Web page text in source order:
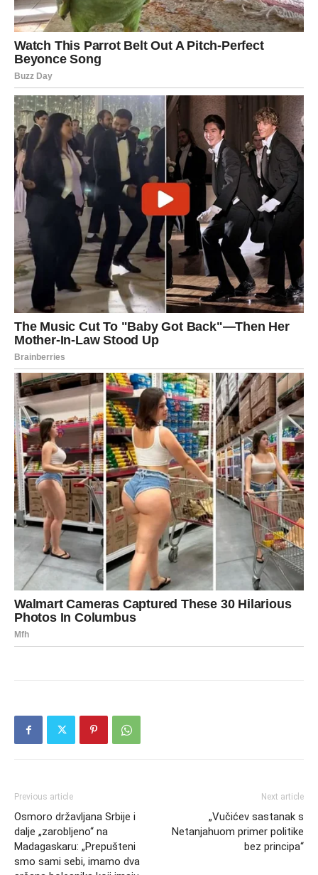
Previous article
Osmoro državljana Srbije i
dalje „zarobljeno“ na
Madagaskaru: „Prepušteni
smo sami sebi, imamo dva
Next article
„Vučićev sastanak s
Netanjahuom primer politike
bez principa“